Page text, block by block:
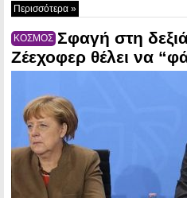
Περισσότερα »
ΚΟΣΜΟΣ Σφαγή στη
Ζέεχοφερ θέλει να